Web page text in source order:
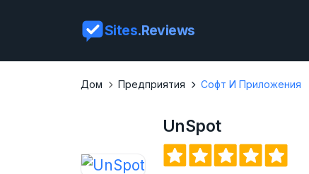
Sites.Reviews
Дом Предприятия Софт И Приложения
UnSpot